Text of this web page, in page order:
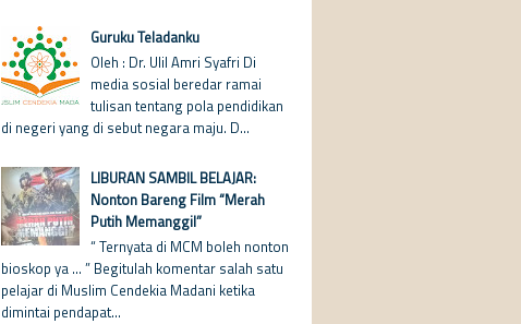
Guruku Teladanku
Oleh : Dr. Ulil Amri Syafri Di
media sosial beredar ramai
tulisan tentang pola pendidikan
di negeri yang di sebut negara maju. D...
LIBURAN SAMBIL BELAJAR:
Nonton Bareng Film “Merah
Putih Memanggil”
“ Ternyata di MCM boleh nonton
bioskop ya ... ” Begitulah komentar salah satu
pelajar di Muslim Cendekia Madani ketika
dimintai pendapat...